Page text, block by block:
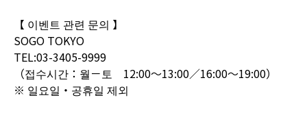
【 이벤트 관련 문의 】
SOGO TOKYO
TEL:03-3405-9999
（접수시간：월－토 12:00～13:00／16:00～19:00）
※ 일요일・공휴일 제외